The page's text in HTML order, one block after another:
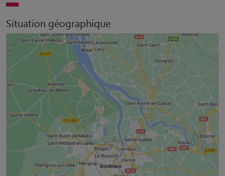
Situation géographique